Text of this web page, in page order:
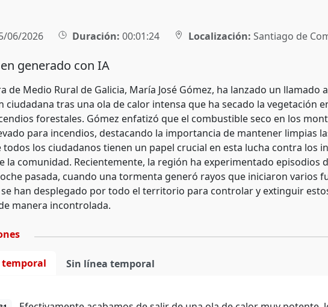
06/2026 Duración: 00:01:24 Localización: Santiago de
generado con IA
de Medio Rural de Galicia, María José Gómez, ha lanzado un llamado
ciudadana tras una ola de calor intensa que ha secado la vegetación
forestales. Gómez enfatizó que el combustible seco en los
para incendios, destacando la importancia de mantener limpias
los ciudadanos tienen un papel crucial en esta lucha contra los
la comunidad. Recientemente, la región ha experimentado episodios
pasada, cuando una tormenta generó rayos que iniciaron varios
han desplegado por todo el territorio para controlar y extinguir
manera incontrolada.
temporal Sin línea temporal